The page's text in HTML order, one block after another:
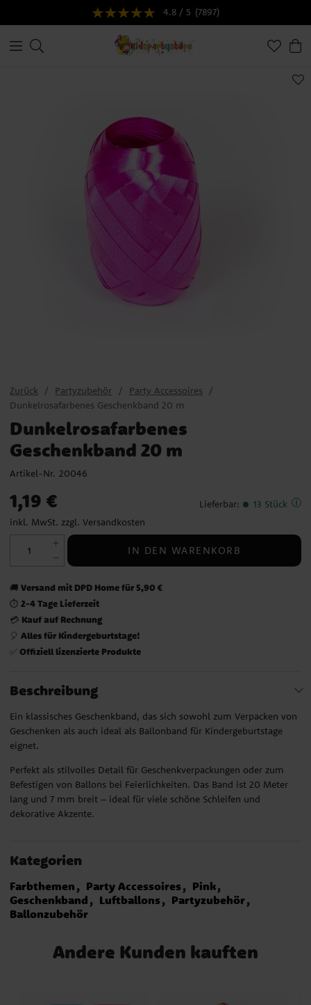
4.8 / 5 (7897)
Zurück Partyzubehör
Party Accessoires
Dunkelrosafarbenes Geschenkband 20 m
Dunkelrosafarbenes
Geschenkband 20 m
Artikel-Nr. 20046
Preis:1,19 €
1,19 €
inkl. MwSt. zzgl. Versandkosten
Lieferbar: 13 Stück
IN DEN WARENKORB
🚚 Versand mit DPD Home für 5,90 €
⏱️ 2-4 Tage Lieferzeit
💳 Kauf auf Rechnung
🎈 Alles für Kindergeburtstage!
✅ Offiziell lizenzierte Produkte
Beschreibung
Ein klassisches Geschenkband, das sich sowohl zum Verpacken von
Geschenken als auch ideal als Ballonband für Kindergeburtstage
eignet.
Perfekt als stilvolles Detail für Geschenkverpackungen oder zum
Befestigen von Ballons bei Feierlichkeiten. Das Band ist 20 Meter
lang und 7 mm breit – ideal für viele schöne Schleifen und
dekorative Akzente.
Kategorien
Farbthemen Party Accessoires
Pink
Geschenkband
Luftballons
Partyzubehör
Ballonzubehör
Andere Kunden kauften